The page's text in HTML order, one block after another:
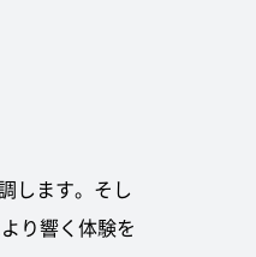
します。そし
り響く体験を